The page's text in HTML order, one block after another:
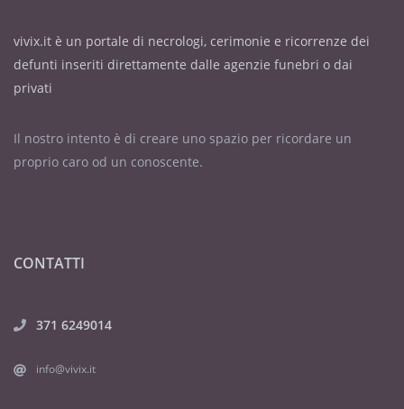
vivix.it è un portale di necrologi, cerimonie e ricorrenze dei
defunti inseriti direttamente dalle agenzie funebri o dai
privati
Il nostro intento è di creare uno spazio per ricordare un
proprio caro od un conoscente.
CONTATTI
371 6249014
info@vivix.it